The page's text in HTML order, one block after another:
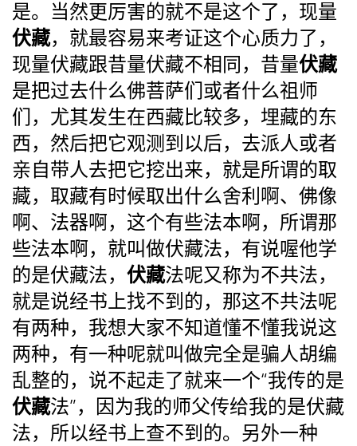
是。当然更厉害的就不是这个了，现量
伏藏，就最容易来考证这个心质力了，
现量伏藏跟昔量伏藏不相同，昔量伏藏
是把过去什么佛菩萨们或者什么祖师
们，尤其发生在西藏比较多，埋藏的东
西，然后把它观测到以后，去派人或者
亲自带人去把它挖出来，就是所谓的取
藏，取藏有时候取出什么舍利啊、佛像
啊、法器啊，这个有些法本啊，所谓那
些法本啊，就叫做伏藏法，有说喔他学
的是伏藏法， 伏藏法呢又称为不共法，
就是说经书上找不到的，那这不共法呢
有两种，我想大家不知道懂不懂我说这
两种，有一种呢就叫做完全是骗人胡编
乱整的，说不起走了就来一个“我传的是
伏藏法”，因为我的师父传给我的是伏藏
法，所以经书上查不到的。另外一种